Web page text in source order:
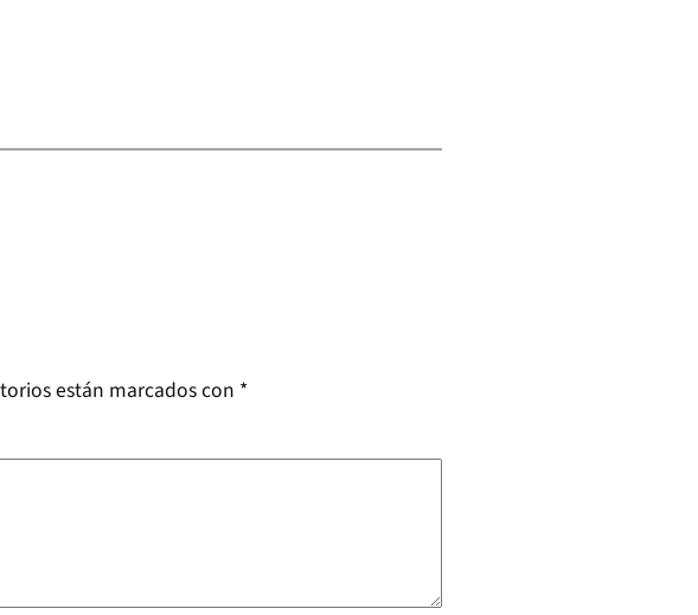
están marcados con *